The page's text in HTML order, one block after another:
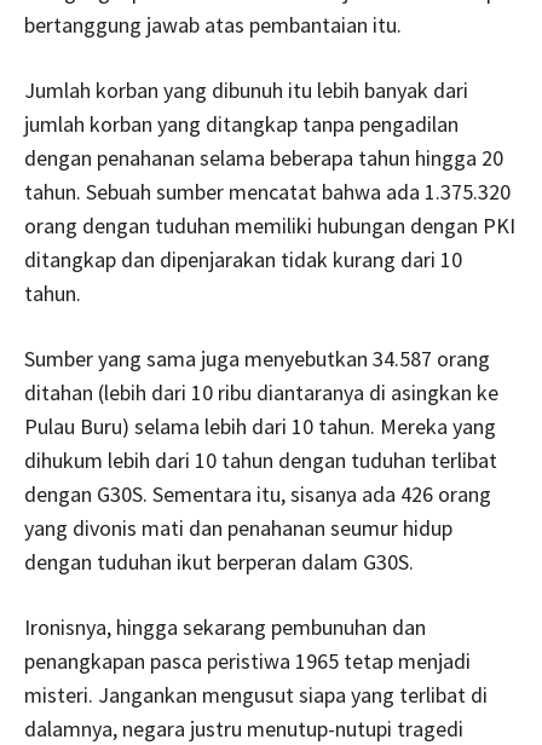
bertanggung jawab atas pembantaian itu.
Jumlah korban yang dibunuh itu lebih banyak dari
jumlah korban yang ditangkap tanpa pengadilan
dengan penahanan selama beberapa tahun hingga 20
tahun. Sebuah sumber mencatat bahwa ada 1.375.320
orang dengan tuduhan memiliki hubungan dengan PKI
ditangkap dan dipenjarakan tidak kurang dari 10
tahun.
Sumber yang sama juga menyebutkan 34.587 orang
ditahan (lebih dari 10 ribu diantaranya di asingkan ke
Pulau Buru) selama lebih dari 10 tahun. Mereka yang
dihukum lebih dari 10 tahun dengan tuduhan terlibat
dengan G30S. Sementara itu, sisanya ada 426 orang
yang divonis mati dan penahanan seumur hidup
dengan tuduhan ikut berperan dalam G30S.
Ironisnya, hingga sekarang pembunuhan dan
penangkapan pasca peristiwa 1965 tetap menjadi
misteri. Jangankan mengusut siapa yang terlibat di
dalamnya, negara justru menutup-nutupi tragedi